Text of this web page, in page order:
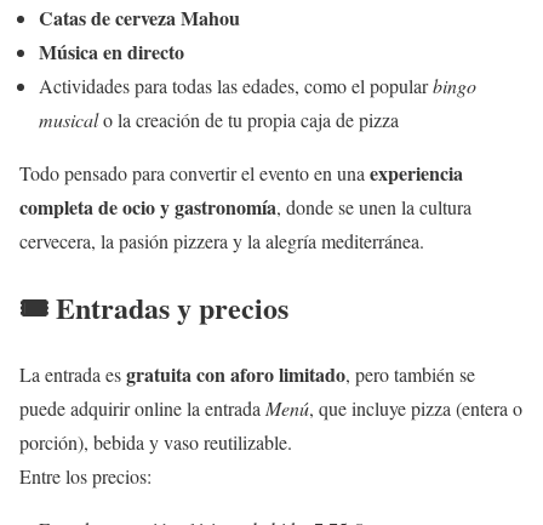
Catas de cerveza Mahou
Música en directo
Actividades para todas las edades, como el popularbingo
musicalo la creación de tu propia caja de pizza
Todo pensado para convertir el evento en unaexperiencia
completa de ocio y gastronomía, donde se unen la cultura
cervecera, la pasión pizzera y la alegría mediterránea.
🎟️ Entradas y precios
La entrada esgratuita con aforo limitado, pero también se
puede adquirir online la entradaMenú, que incluye pizza (entera o
porción), bebida y vaso reutilizable.
Entre los precios: